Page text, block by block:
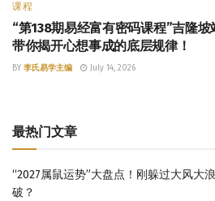
课程
“第138期易经富有密码课程”吉隆
带你揭开心想事成的底层规律！
BY 李氏易学主编 July 14, 2026
最热门文章
“2027属鼠运势”大盘点！刚躲过大风大
破？